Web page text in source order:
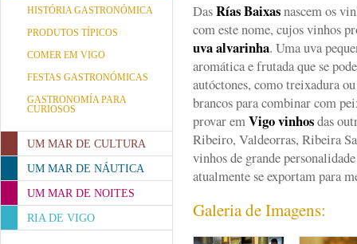
HISTÓRIA GASTRONÓMICA
PRODUTOS TÍPICOS
COMER EM VIGO
FESTAS GASTRONÓMICAS
GASTRONOMÍA PARA
CURIOSOS
UM MAR DE CULTURA
UM MAR DE NÁUTICA
UM MAR DE NOITES
RIA DE VIGO
DasRías Baixasnascem os
com este nome, cujos vinhos
uva alvarinha. Uma uva
aromática e frutada que se
autóctones, como treixadura
brancos para combinar com
provar emVigo vinhosdas
Ribeiro, Valdeorras, Ribeira
vinhos de grande
atualmente se exportam para
Galeria de Imagens: